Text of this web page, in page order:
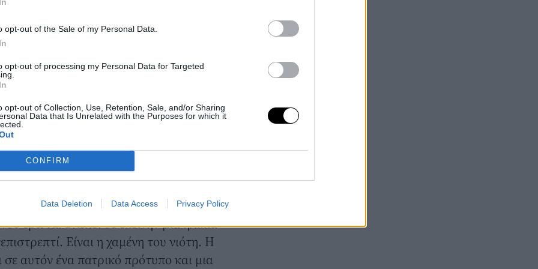
opt-out of the Sale of my Personal Data.
opt-out of processing my Personal Data for Targeted
opt-out of Collection, Use, Retention, Sale, and/or Sharing
Data that Is Unrelated with the Purposes for which it
CONFIRM
Data Deletion Data Access Privacy Policy
εντύπωση το γεγονός ότι
φορές. Αναρωτιόμουν αν είναι
κάνουμε στην παράσταση είναι ότι
μέσα από μια άλλη οπτική.
από το βιβλίο και την ταινία για να
αλλά το κείμενο είναι
στην δική του εκδοχή. «Κι οι δυο
ταινίες έχουν γίνει από ανθρώπους που
Καθηγητή. Όμως εγώ είμαι πιο κοντά
οπότε θεώρησα ενδιαφέρον να
άλλη θέση. Ο Καθηγητής στη Λολίτα
έρωτα. Βλέπει σε εκείνην μια ηλικία
Είναι η χαμένη του νιότη. Η
αυτόν ένα πατρικό πρότυπο και μια